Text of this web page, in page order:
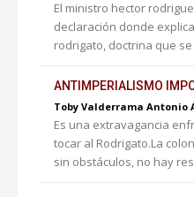
El ministro hector
declaración donde
rodrigato, doctrina que
ANTIMPERIALISMO
Toby Valderrama Antonio
Es una extravagancia
tocar al Rodrigato.La
sin obstáculos, no hay